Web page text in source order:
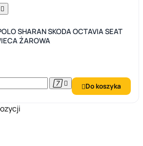

SHARAN SKODA OCTAVIA SEAT
ŻAROWA
  Do koszyka